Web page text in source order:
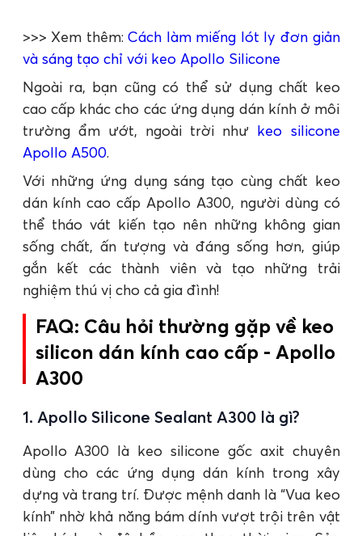
>>> Xem thêm:Cách làm miếng lót ly đơn giản
và sáng tạo chỉ với keo Apollo Silicone
Ngoài ra, bạn cũng có thể sử dụng chất keo
cao cấp khác cho các ứng dụng dán kính ở môi
trường ẩm ướt, ngoài trời như keo silicone
Apollo A500.
Với những ứng dụng sáng tạo cùng chất keo
dán kính cao cấp Apollo A300, người dùng có
thể tháo vát kiến tạo nên những không gian
sống chất, ấn tượng và đáng sống hơn, giúp
gắn kết các thành viên và tạo những trải
nghiệm thú vị cho cả gia đình!
FAQ: Câu hỏi thường gặp về keo
silicon dán kính cao cấp - Apollo
A300
1. Apollo Silicone Sealant A300 là gì?
Apollo A300 là keo silicone gốc axit chuyên
dùng cho các ứng dụng dán kính trong xây
dựng và trang trí. Được mệnh danh là “Vua keo
kính” nhờ khả năng bám dính vượt trội trên vật